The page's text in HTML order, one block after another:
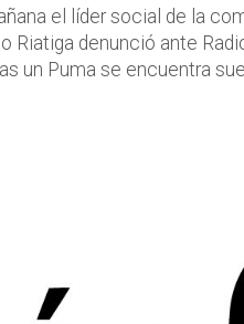
el líder social de la
Riatiga denunció ante
un Puma se encuentra